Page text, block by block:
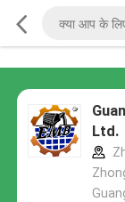
Ltd.